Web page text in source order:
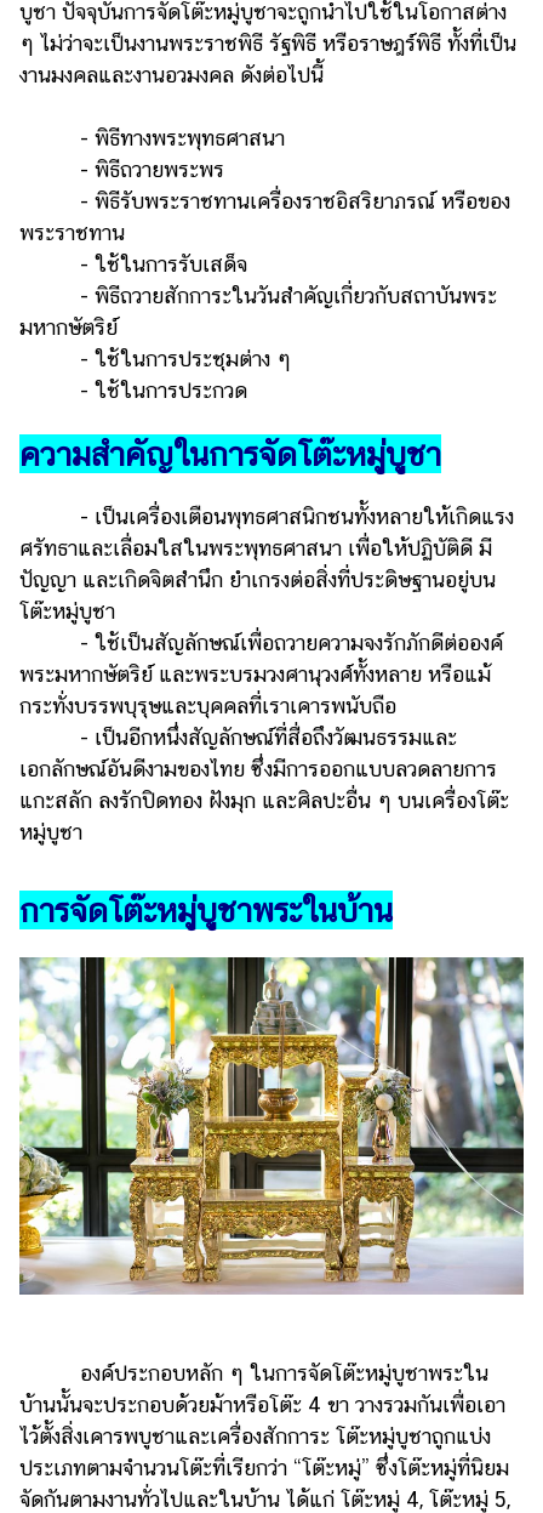
บูชา ปัจจุบันการจัดโต๊ะหมู่บูชาจะถูกนำไปใช้ในโอกาสต่าง
ๆ ไม่ว่าจะเป็นงานพระราชพิธี รัฐพิธี หรือราษฎร์พิธี ทั้งที่เป็น
งานมงคลและงานอวมงคล ดังต่อไปนี้
- พิธีทางพระพุทธศาสนา
- พิธีถวายพระพร
- พิธีรับพระราชทานเครื่องราชอิสริยาภรณ์ หรือของ
พระราชทาน
- ใช้ในการรับเสด็จ
- พิธีถวายสักการะในวันสำคัญเกี่ยวกับสถาบันพระ
มหากษัตริย์
- ใช้ในการประชุมต่าง ๆ
- ใช้ในการประกวด
ความสำคัญในการจัดโต๊ะหมู่บูชา
- เป็นเครื่องเตือนพุทธศาสนิกชนทั้งหลายให้เกิดแรง
ศรัทธาและเลื่อมใสในพระพุทธศาสนา เพื่อให้ปฏิบัติดี มี
ปัญญา และเกิดจิตสำนึก ยำเกรงต่อสิ่งที่ประดิษฐานอยู่บน
โต๊ะหมู่บูชา
- ใช้เป็นสัญลักษณ์เพื่อถวายความจงรักภักดีต่อองค์
พระมหากษัตริย์ และพระบรมวงศานุวงศ์ทั้งหลาย หรือแม้
กระทั่งบรรพบุรุษและบุคคลที่เราเคารพนับถือ
- เป็นอีกหนึ่งสัญลักษณ์ที่สื่อถึงวัฒนธรรมและ
เอกลักษณ์อันดีงามของไทย ซึ่งมีการออกแบบลวดลายการ
แกะสลัก ลงรักปิดทอง ฝังมุก และศิลปะอื่น ๆ บนเครื่องโต๊ะ
หมู่บูชา
การจัดโต๊ะหมู่บูชาพระในบ้าน
องค์ประกอบหลัก ๆ ในการจัดโต๊ะหมู่บูชาพระใน
บ้านนั้นจะประกอบด้วยม้าหรือโต๊ะ 4 ขา วางรวมกันเพื่อเอา
ไว้ตั้งสิ่งเคารพบูชาและเครื่องสักการะ โต๊ะหมู่บูชาถูกแบ่ง
ประเภทตามจำนวนโต๊ะที่เรียกว่า “โต๊ะหมู่” ซึ่งโต๊ะหมู่ที่นิยม
จัดกันตามงานทั่วไปและในบ้าน ได้แก่ โต๊ะหมู่ 4, โต๊ะหมู่ 5,